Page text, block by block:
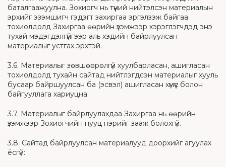
баталгаажуулна. Зохиогч нь түүний нийтэлсэн материалын
эрхийг эзэмшигч гэдэгт захиргаа эргэлзэж байгаа
тохиолдолд Захиргаа өөрийн үзэмжээр хэрэглэгчдэд энэ
тухай мэдэгдэлгүйгээр аль хэдийн байрлуулсан
материалыг устгах эрхтэй.
3.6. Материалыг зөвшөөрөлгүй хуулбарласан, ашигласан
тохиолдолд тухайн сайтад нийтлэгдсэн материалыг хууль
бусаар байршуулсан ба (эсвэл) ашигласан хүмүүс болон
байгууллага хариуцна.
3.7. Материалыг байрлуулахдаа Захиргаа нь өөрийн
үзэмжээр Зохиогчийн нууц нэрийг зааж болохгүй.
3.8. Сайтад байрлуулсан материалууд доорхийг агуулах
ёсгүй: